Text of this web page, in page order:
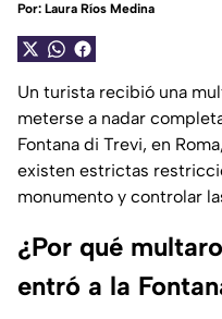
Por: Laura Ríos Medina
Un turista recibió una
meterse a nadar
Fontana di Trevi, en
existen estrictas
monumento y controlar
¿Por qué
entró a la